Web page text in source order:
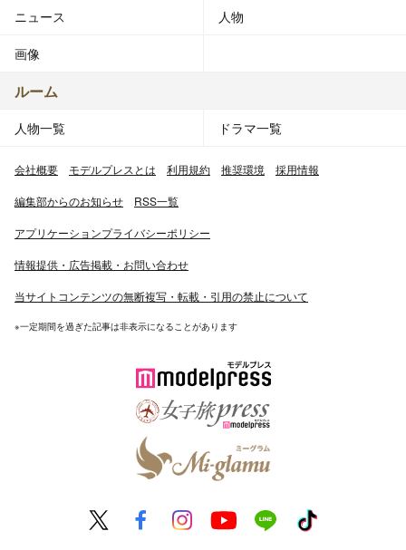
ニュース 人物
画像
ルーム
人物一覧 ドラマ一覧
会社概要 モデルプレスとは 利用規約 推奨環境 採用情報
編集部からのお知らせ RSS一覧
アプリケーションプライバシーポリシー
情報提供・広告掲載・お問い合わせ
当サイトコンテンツの無断複写・転載・引用の禁止について
※一定期間を過ぎた記事は非表示になることがあります